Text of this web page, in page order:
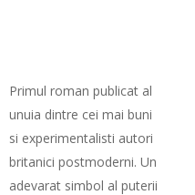
Primul roman publicat al
unuia dintre cei mai buni
si experimentalisti autori
britanici postmoderni. Un
adevarat simbol al puterii